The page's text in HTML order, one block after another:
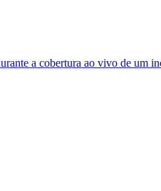
a cobertura ao vivo de um